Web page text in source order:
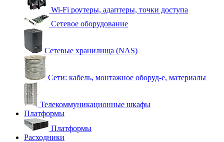
Wi-Fi роутеры, адаптеры, точки доступа
Сетевое оборудование
Сетевые хранилища (NAS)
Сети: кабель, монтажное оборуд-е, материалы
Телекоммуникационные шкафы
Платформы
Платформы
Расходники